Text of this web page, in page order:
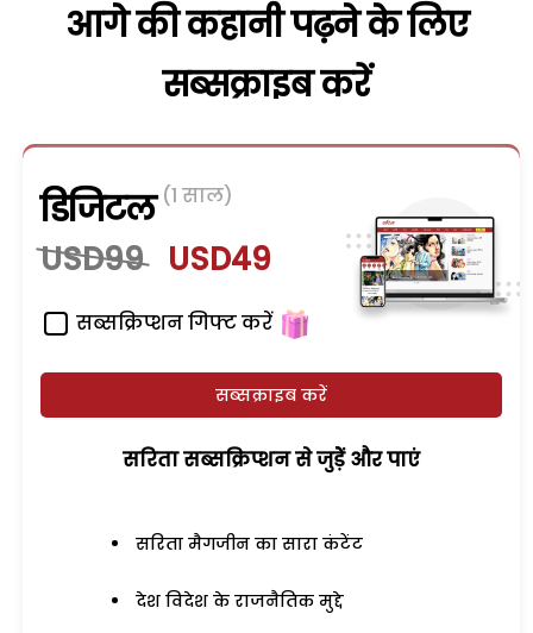
आगे की कहानी पढ़ने के लिए
सब्सक्राइब करें
डिजिटल (1 साल)
USD99 USD49
सब्सक्रिप्शन गिफ्ट करें
सब्सक्राइब करें
सरिता सब्सक्रिप्शन से जुड़ेें और पाएं
सरिता मैगजीन का सारा कंटेंट
देश विदेश के राजनैतिक मुद्दे